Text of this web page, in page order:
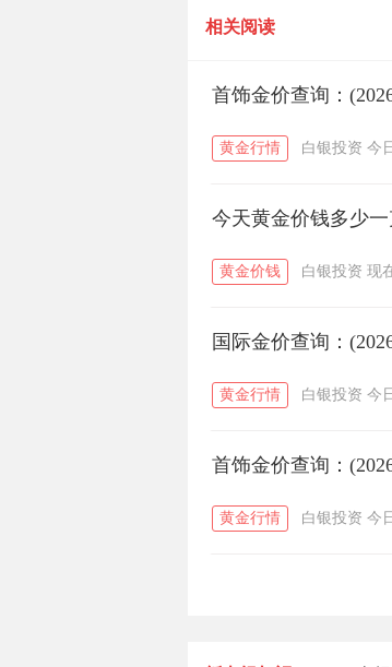
相关阅读
首饰金价查询：
黄金行情 白银投资 今
今天黄金价钱多少
黄金价钱 白银投资 现
国际金价查询：
黄金行情 白银投资 今
首饰金价查询：
黄金行情 白银投资 今